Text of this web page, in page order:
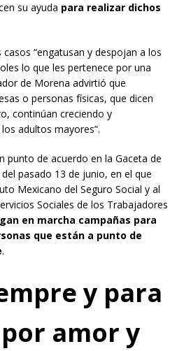
su ayuda para realizar dichos
“engatusan y despojan a los
lo que les pertenece por una
de Morena advirtió que
o personas físicas, que dicen
continúan creciendo y
adultos mayores”.
punto de acuerdo en la Gaceta de
pasado 13 de junio, en el que
Mexicano del Seguro Social y al
Sociales de los Trabajadores
en marcha campañas para
que están a punto de
.
y para
amor y